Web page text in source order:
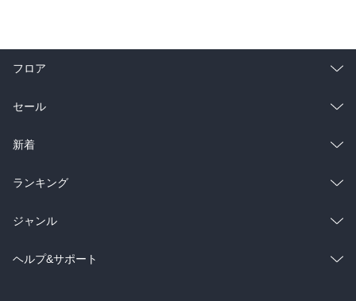
フロア
総合
ラノベ
雑誌・グラビア
BL・TL
セール
総合
ラノベ
雑誌・グラビア
BL・TL
新着
総合
ラノベ
雑誌・グラビア
ランキング
総合
ラノベ
ジャンル
コミック
ヘルプ&サポート